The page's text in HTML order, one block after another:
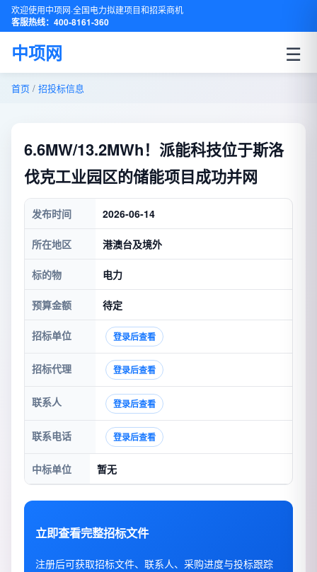
欢迎使用中项网·全国电力拟建项目和招采商机
客服热线：400-8161-360
中项网 ☰
首页 / 招投标信息
6.6MW/13.2MWh！派能科技位于斯洛
伐克工业园区的储能项目成功并网
发布时间 2026-06-14
所在地区 港澳台及境外
标的物 电力
预算金额 待定
招标单位 登录后查看
招标代理 登录后查看
联系人 登录后查看
联系电话 登录后查看
中标单位 暂无
立即查看完整招标文件
注册后可获取招标文件、联系人、采购进度与投标跟踪